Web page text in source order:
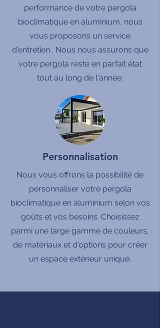
performance de votre pergola
bioclimatique en aluminium, nous
vous proposons un service
d'entretien . Nous nous assurons que
votre pergola reste en parfait état
tout au long de l'année.
Personnalisation
Nous vous offrons la possibilité de
personnaliser votre pergola
bioclimatique en aluminium selon vos
goûts et vos besoins. Choisissez
parmi une large gamme de couleurs,
de matériaux et d'options pour créer
un espace extérieur unique.